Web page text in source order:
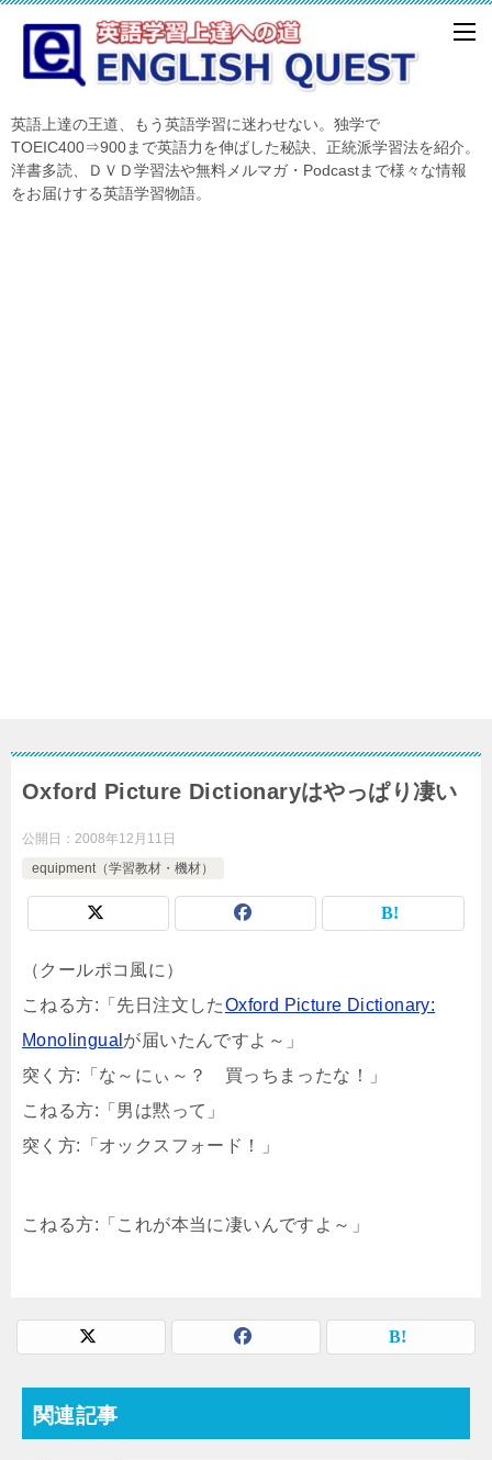
英語上達の王道、もう英語学習に迷わせない。独学で
TOEIC400⇒900まで英語力を伸ばした秘訣、正統派学習法を紹介。
洋書多読、ＤＶＤ学習法や無料メルマガ・Podcastまで様々な情報
をお届けする英語学習物語。
Oxford Picture Dictionaryはやっぱり凄い
公開日： 2008年12月11日
equipment（学習教材・機材）
（クールポコ風に）
こねる方:「先日注文したOxford Picture Dictionary:
Monolingual が届いたんですよ～」
突く方:「な～にぃ～？ 買っちまったな！」
こねる方:「男は黙って」
突く方:「オックスフォード！」
こねる方:「これが本当に凄いんですよ～」
関連記事